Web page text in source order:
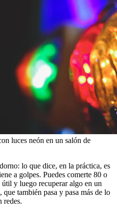
luces neón en un salón de
lo que dice, en la práctica, es
a golpes. Puedes comerte 80 o
y luego recuperar algo en un
también pasa y pasa más de lo
redes.